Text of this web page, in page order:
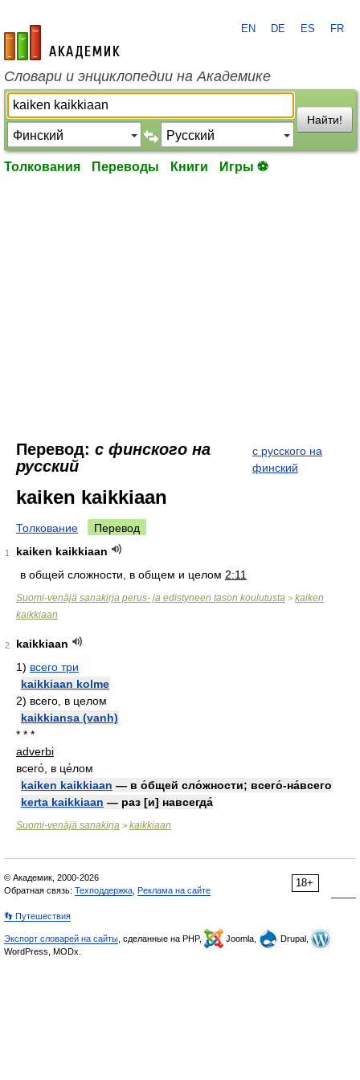
academic.ru
EN DE ES FR
Словари и энциклопедии на Академике
Найти!
Толкования Переводы Книги Игры ⚽
Перевод: с финского на
русский
с русского на
финский
kaiken kaikkiaan
Толкование Перевод
1
kaiken kaikkiaan
в общей сложности, в общем и целом 2:11
Suomi-venäjä sanakirja perus- ja edistyneen tason koulutusta > kaiken
kaikkiaan
2
kaikkiaan
1) всего три
kaikkiaan kolme
2) всего, в целом
kaikkiansa (vanh)
* * *
adverbi
всего́, в це́лом
kaiken kaikkiaan — в о́бщей сло́жности; всего́-на́всего
kerta kaikkiaan — раз [и] навсегда́
Suomi-venäjä sanakirja > kaikkiaan
18+
© Академик, 2000-2026
Обратная связь: Техподдержка Реклама на сайте
👣 Путешествия
Экспорт словарей на сайты , сделанные на PHP, Joomla,
Drupal,
WordPress, MODx.